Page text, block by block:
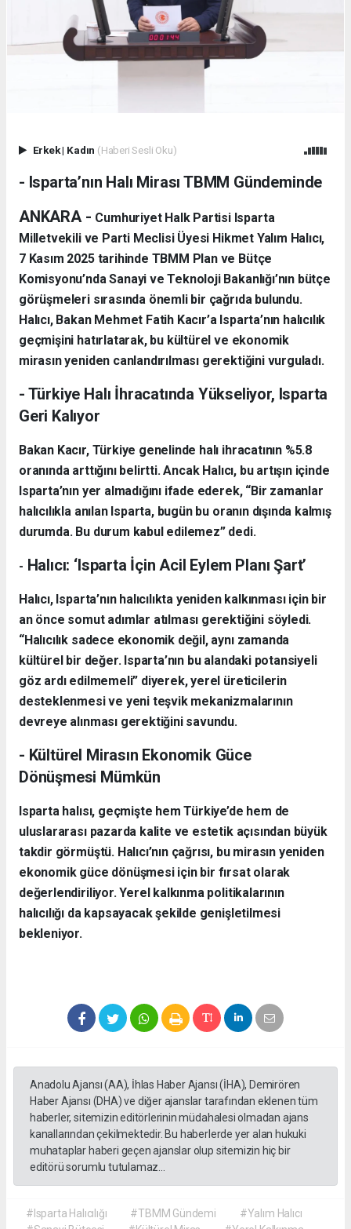
Erkek| Kadın (Haberi Sesli Oku)
- Isparta’nın Halı Mirası TBMM Gündeminde
ANKARA - Cumhuriyet Halk Partisi Isparta
Milletvekili ve Parti Meclisi Üyesi Hikmet Yalım Halıcı,
7 Kasım 2025 tarihinde TBMM Plan ve Bütçe
Komisyonu’nda Sanayi ve Teknoloji Bakanlığı’nın bütçe
görüşmeleri sırasında önemli bir çağrıda bulundu.
Halıcı, Bakan Mehmet Fatih Kacır’a Isparta’nın halıcılık
geçmişini hatırlatarak, bu kültürel ve ekonomik
mirasın yeniden canlandırılması gerektiğini vurguladı.
- Türkiye Halı İhracatında Yükseliyor, Isparta
Geri Kalıyor
Bakan Kacır, Türkiye genelinde halı ihracatının %5.8
oranında arttığını belirtti. Ancak Halıcı, bu artışın içinde
Isparta’nın yer almadığını ifade ederek, “Bir zamanlar
halıcılıkla anılan Isparta, bugün bu oranın dışında kalmış
durumda. Bu durum kabul edilemez” dedi.
- Halıcı: ‘Isparta İçin Acil Eylem Planı Şart’
Halıcı, Isparta’nın halıcılıkta yeniden kalkınması için bir
an önce somut adımlar atılması gerektiğini söyledi.
“Halıcılık sadece ekonomik değil, aynı zamanda
kültürel bir değer. Isparta’nın bu alandaki potansiyeli
göz ardı edilmemeli” diyerek, yerel üreticilerin
desteklenmesi ve yeni teşvik mekanizmalarının
devreye alınması gerektiğini savundu.
- Kültürel Mirasın Ekonomik Güce
Dönüşmesi Mümkün
Isparta halısı, geçmişte hem Türkiye’de hem de
uluslararası pazarda kalite ve estetik açısından büyük
takdir görmüştü. Halıcı’nın çağrısı, bu mirasın yeniden
ekonomik güce dönüşmesi için bir fırsat olarak
değerlendiriliyor. Yerel kalkınma politikalarının
halıcılığı da kapsayacak şekilde genişletilmesi
bekleniyor.
Anadolu Ajansı (AA), İhlas Haber Ajansı (İHA), Demirören
Haber Ajansı (DHA) ve diğer ajanslar tarafından eklenen tüm
haberler, sitemizin editörlerinin müdahalesi olmadan ajans
kanallarından çekilmektedir. Bu haberlerde yer alan hukuki
muhataplar haberi geçen ajanslar olup sitemizin hiç bir
editörü sorumlu tutulamaz...
#Isparta Halıcılığı #TBMM Gündemi
#Yalım Halıcı